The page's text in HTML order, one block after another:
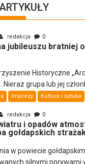
redakcja 0
jubileuszu bratniej
Historyczne
Nieraz grupa lub jej
Imprezy Kultura i sztuka
redakcja 0
i opadów
gołdapskich
w powiecie
silnymi porywami